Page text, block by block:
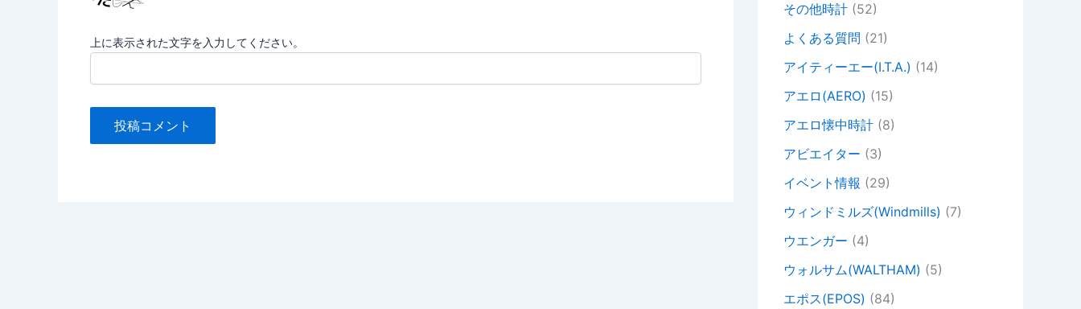
上に表示された文字を入力してください。
その他時計 (52)
よくある質問 (21)
アイティーエー(I.T.A.) (14)
アエロ(AERO) (15)
アエロ懐中時計 (8)
アビエイター (3)
イベント情報 (29)
ウィンドミルズ(Windmills) (7)
ウエンガー (4)
ウォルサム(WALTHAM) (5)
エポス(EPOS) (84)